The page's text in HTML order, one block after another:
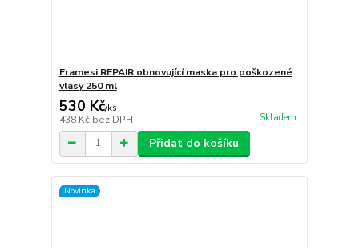
Framesi REPAIR obnovující maska pro poškozené
vlasy 250 ml
530 Kč/ks
438 Kč bez DPH Skladem
Přidat do košíku
Novinka